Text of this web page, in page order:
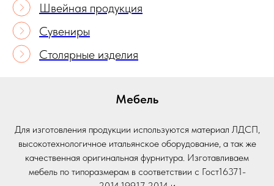
Швейная продукция
Сувениры
Столярные изделия
Мебель
Для изготовления продукции используются материал ЛДСП,
высокотехнологичное итальянское оборудование, а так же
качественная оригинальная фурнитура. Изготавливаем
мебель по типоразмерам в соответствии с Гост16371-